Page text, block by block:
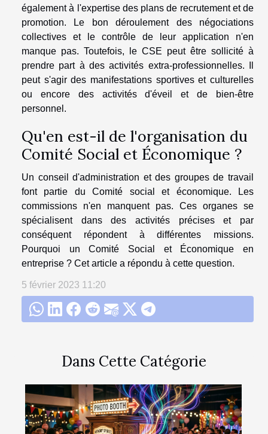
Dans Cette Catégorie
également à l'expertise des plans de recrutement et de
promotion. Le bon déroulement des négociations
collectives et le contrôle de leur application n'en
manque pas. Toutefois, le CSE peut être sollicité à
prendre part à des activités extra-professionnelles. Il
peut s'agir des manifestations sportives et culturelles
ou encore des activités d'éveil et de bien-être
personnel.
Qu'en est-il de l'organisation du
Comité Social et Économique ?
Un conseil d'administration et des groupes de travail
font partie du Comité social et économique. Les
commissions n'en manquent pas. Ces organes se
spécialisent dans des activités précises et par
conséquent répondent à différentes missions.
Pourquoi un Comité Social et Économique en
entreprise ? Cet article a répondu à cette question.
5 février 2023 11:20